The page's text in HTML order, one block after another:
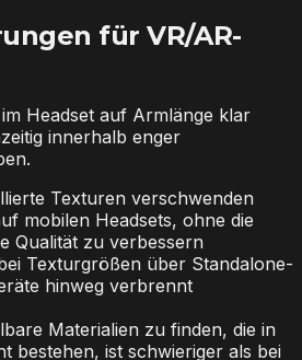
für VR/AR-
Headset auf Armlänge klar
innerhalb enger
Texturen verschwenden
mobilen Headsets, ohne die
Qualität zu verbessern
Texturgrößen über Standalone-
hinweg verbrennt
Materialien zu finden, die in
bestehen, ist schwieriger als bei